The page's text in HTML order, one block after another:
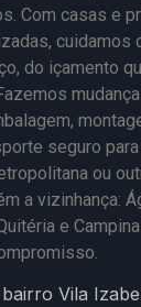
Com casas e
cuidamos
do içamento
seguro
ou
a vizinhança:
e
Vila